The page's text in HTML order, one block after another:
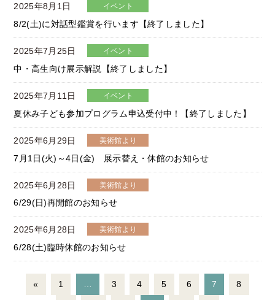
2025年8月1日 イベント
8/2(土)に対話型鑑賞を行います【終了しました】
2025年7月25日 イベント
中・高生向け展示解説【終了しました】
2025年7月11日 イベント
夏休み子ども参加プログラム申込受付中！【終了しました】
2025年6月29日 美術館より
7月1日(火)～4日(金) 展示替え・休館のお知らせ
2025年6月28日 美術館より
6/29(日)再開館のお知らせ
2025年6月28日 美術館より
6/28(土)臨時休館のお知らせ
« 1 … 3 4 5 6 7 8